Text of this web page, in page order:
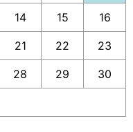
14 15 16
21 22 23
28 29 30